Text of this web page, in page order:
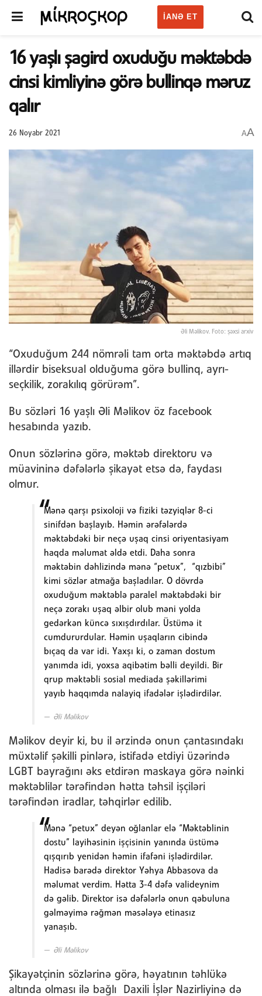
IANƏ ET
16 yaşlı şagird oxuduğu məktəbdə
cinsi kimliyinə görə bullinqə məruz
qalır
26 Noyabr 2021 AA
Əli Məlikov. Foto: şəxsi arxiv
“Oxuduğum 244 nömrəli tam orta məktəbdə artıq
illərdir biseksual olduğuma görə bullinq, ayrı-
seçkilik, zorakılıq görürəm”.
Bu sözləri 16 yaşlı Əli Məlikov öz facebook
hesabında yazıb.
Onun sözlərinə görə, məktəb direktoru və
müavininə dəfələrlə şikayət etsə də, faydası
olmur.
Mənə qarşı psixoloji və fiziki təzyiqlər 8-ci
sinifdən başlayıb. Həmin ərəfələrdə
məktəbdəki bir neçə uşaq cinsi oriyentasiyam
haqda məlumat əldə etdi. Daha sonra
məktəbin dəhlizində mənə “petux”, “qızbibi”
kimi sözlər atmağa başladılar. O dövrdə
oxuduğum məktəblə paralel məktəbdəki bir
neçə zorakı uşaq əlbir olub məni yolda
gedərkən küncə sıxışdırdılar. Üstümə it
cumdururdular. Həmin uşaqların cibində
bıçaq da var idi. Yaxşı ki, o zaman dostum
yanımda idi, yoxsa aqibətim bəlli deyildi. Bir
qrup məktəbli sosial mediada şəkillərimi
yayıb haqqımda nalayiq ifadələr işlədirdilər.
Əli Məlikov
Məlikov deyir ki, bu il ərzində onun çantasındakı
müxtəlif şəkilli pinlərə, istifadə etdiyi üzərində
LGBT bayrağını əks etdirən maskaya görə nəinki
məktəblilər tərəfindən hətta təhsil işçiləri
tərəfindən iradlar, təhqirlər edilib.
Mənə “petux” deyən oğlanlar elə “Məktəblinin
dostu” layihəsinin işçisinin yanında üstümə
qışqırıb yenidən həmin ifafəni işlədirdilər.
Hadisə barədə direktor Yəhya Abbasova da
məlumat verdim. Hətta 3-4 dəfə valideynim
də gəlib. Direktor isə dəfələrlə onun qəbuluna
gəlməyimə rəğmən məsələyə etinasız
yanaşıb.
Əli Məlikov
Şikayətçinin sözlərinə görə, həyatının təhlükə
altında olması ilə bağlı Daxili İşlər Nazirliyinə də